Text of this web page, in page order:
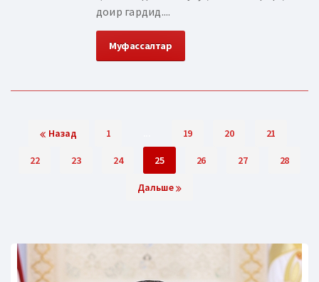
доир гардид....
Муфассалтар
Назад 1 19 20 21
22 23 24 25 26 27 28
Дальше